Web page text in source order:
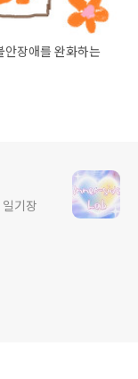
안장애를 완화하는
기장